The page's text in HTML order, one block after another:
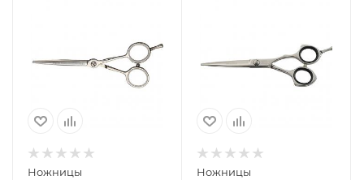
Ножницы
Ножницы